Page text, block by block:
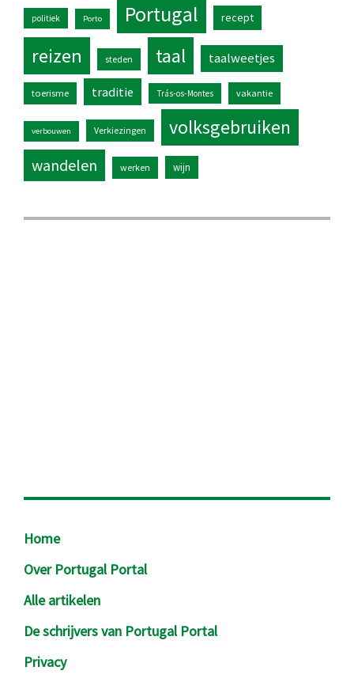
politiek Porto Portugal recept
reizen steden taal taalweetjes
toerisme traditie Trás-os-Montes vakantie
verbouwen Verkiezingen volksgebruiken
wandelen werken wijn
Footer
Home
Over Portugal Portal
Alle artikelen
De schrijvers van Portugal Portal
Privacy